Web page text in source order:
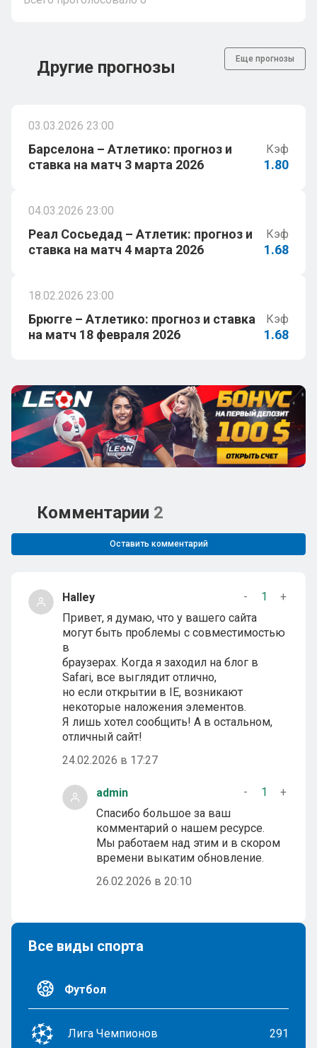
Другие прогнозы Еще прогнозы
03.03.2026 23:00
Барселона – Атлетико: прогноз и
ставка на матч 3 марта 2026
Кэф
1.80
04.03.2026 23:00
Реал Сосьедад – Атлетик: прогноз и
ставка на матч 4 марта 2026
Кэф
1.68
18.02.2026 23:00
Брюгге – Атлетико: прогноз и ставка
на матч 18 февраля 2026
Кэф
1.68
Комментарии 2
Оставить комментарий
Halley - 1
+
Привет, я думаю, что у вашего сайта
могут быть проблемы с совместимостью
в
браузерах. Когда я заходил на блог в
Safari, все выглядит отлично,
но если открытии в IE, возникают
некоторые наложения элементов.
Я лишь хотел сообщить! А в остальном,
отличный сайт!
24.02.2026 в 17:27
admin - 1
+
Спасибо большое за ваш
комментарий о нашем ресурсе.
Мы работаем над этим и в скором
времени выкатим обновление.
26.02.2026 в 20:10
Все виды спорта
Футбол
Лига Чемпионов 291